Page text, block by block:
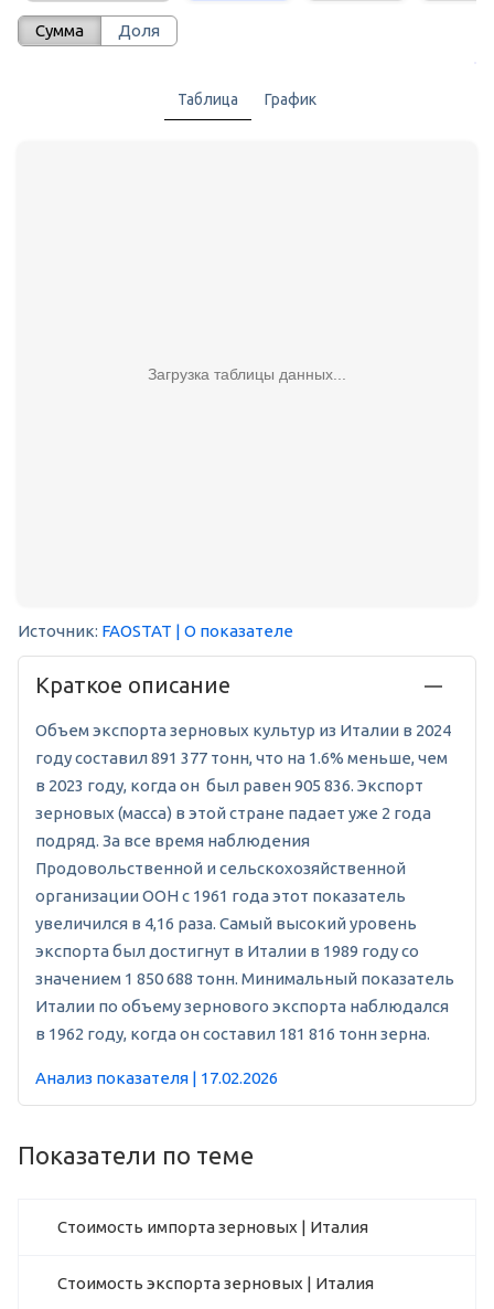
Сумма Доля
Таблица График
Загрузка таблицы данных...
Источник: FAOSTAT | О показателе
Краткое описание
Объем экспорта зерновых культур из Италии в 2024
году составил 891 377 тонн, что на 1.6% меньше, чем
в 2023 году, когда он был равен 905 836. Экспорт
зерновых (масса) в этой стране падает уже 2 года
подряд. За все время наблюдения
Продовольственной и сельскохозяйственной
организации ООН с 1961 года этот показатель
увеличился в 4,16 раза. Самый высокий уровень
экспорта был достигнут в Италии в 1989 году со
значением 1 850 688 тонн. Минимальный показатель
Италии по объему зернового экспорта наблюдался
в 1962 году, когда он составил 181 816 тонн зерна.
Анализ показателя | 17.02.2026
Показатели по теме
Стоимость импорта зерновых | Италия
Стоимость экспорта зерновых | Италия